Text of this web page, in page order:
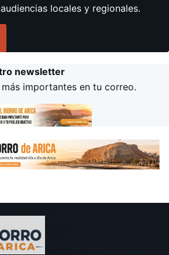
locales y regionales.
newsletter
importantes en tu correo.